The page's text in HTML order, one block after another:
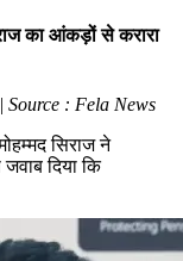
का आंकड़ों से करारा
Source : Fela News
सिराज ने
दिया कि